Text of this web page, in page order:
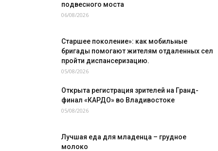
подвесного моста
06/08/2026
Старшее поколение»: как мобильные
бригады помогают жителям отдаленных сел
пройти диспансеризацию.
05/08/2026
Открыта регистрация зрителей на Гранд-
финал «КАРДО» во Владивостоке
05/08/2026
Лучшая еда для младенца – грудное
молоко